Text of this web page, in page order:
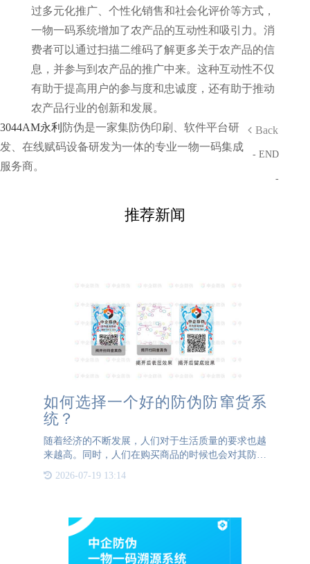
过多元化推广、个性化销售和社会化评价等方式，
一物一码系统增加了农产品的互动性和吸引力。消
费者可以通过扫描二维码了解更多关于农产品的信
息，并参与到农产品的推广中来。这种互动性不仅
有助于提高用户的参与度和忠诚度，还有助于推动
农产品行业的创新和发展。
3044AM永利 防伪是一家集防伪印刷、软件平台研
发、在线赋码设备研发为一体的专业一物一码集成
服务商。
Back
- END
-
推荐新闻
如何选择一个好的防伪防窜货系
统？
随着经济的不断发展，人们对于生活质量的要求也越
来越高。同时，人们在购买商品的时候也会对其防伪
窜货系统成了当前众多品牌企业关注的问题，毕竟选
2026-07-19 13:14